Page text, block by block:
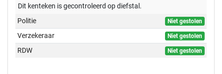
Dit kenteken is gecontroleerd opdiefstal.
Politie
Niet gestolen
Verzekeraar Niet gestolen
RDW Niet gestolen